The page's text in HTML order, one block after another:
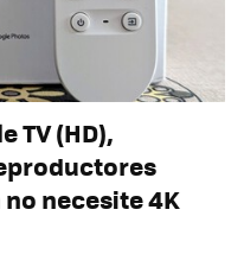
TV (HD),
necesite 4K